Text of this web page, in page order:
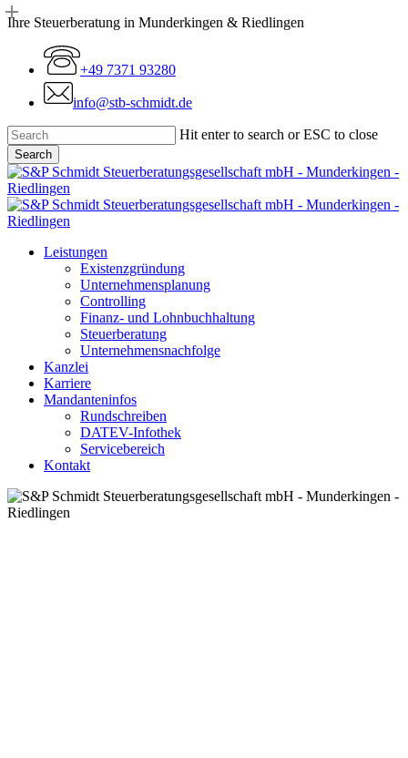
Skip
content
Ihre Steuerberatung in Munderkingen & Riedlingen
+49 7371 93280
info@stb-schmidt.de
Hit enter to search or ESC to close
Search
Close
Search
Menu
Leistungen
Existenzgründung
Unternehmensplanung
Controlling
Finanz- und Lohnbuchhaltung
Steuerberatung
Unternehmensnachfolge
Kanzlei
Karriere
Mandanteninfos
Rundschreiben
DATEV-Infothek
Servicebereich
Kontakt